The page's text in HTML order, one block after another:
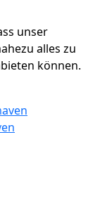
unser
alles zu
können.